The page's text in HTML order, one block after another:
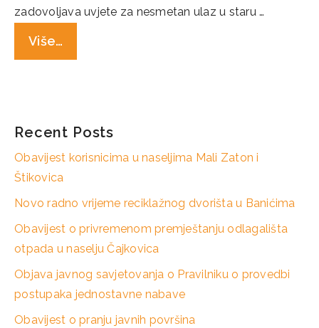
zadovoljava uvjete za nesmetan ulaz u staru …
Više…
Recent Posts
Obavijest korisnicima u naseljima Mali Zaton i
Štikovica
Novo radno vrijeme reciklažnog dvorišta u Banićima
Obavijest o privremenom premještanju odlagališta
otpada u naselju Čajkovica
Objava javnog savjetovanja o Pravilniku o provedbi
postupaka jednostavne nabave
Obavijest o pranju javnih površina